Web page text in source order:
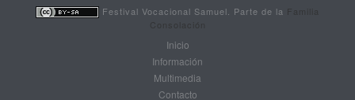
Festival Vocacional Samuel. Parte de la Familia
Consolación
Inicio
Información
Multimedia
Contacto